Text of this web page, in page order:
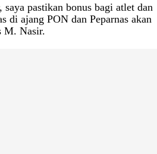
saya pastikan bonus bagi atlet dan
di ajang PON dan Peparnas akan
M. Nasir.